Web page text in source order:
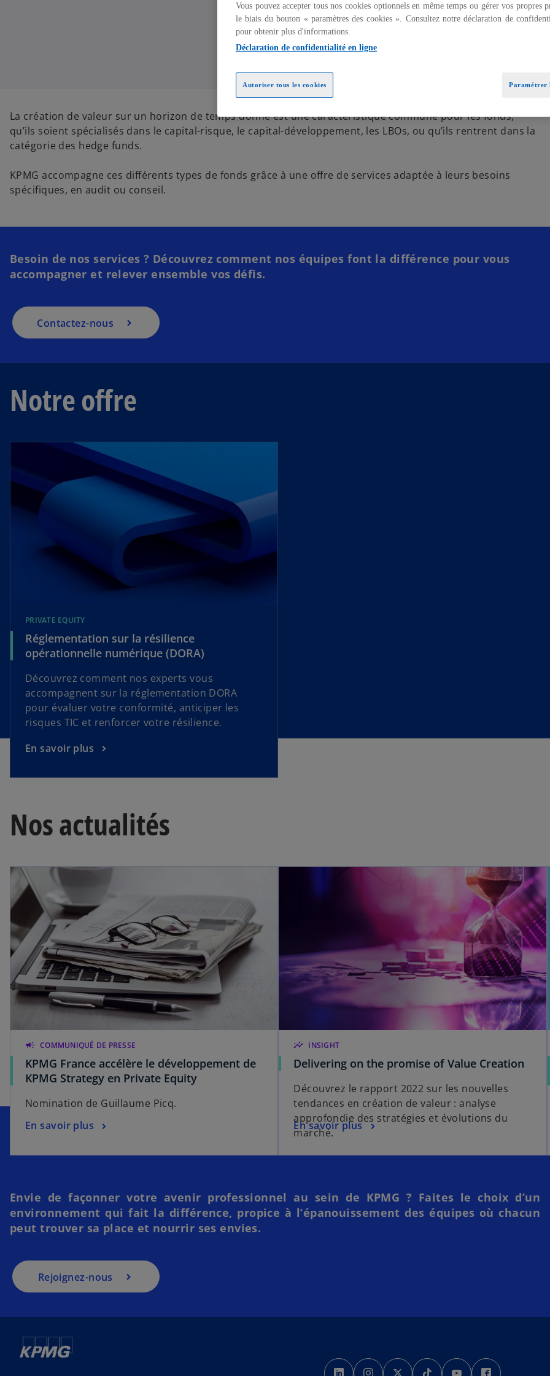
La création de valeur sur un horizon de temps donné est une caractéristique commune pour les fonds,
qu’ils soient spécialisés dans le capital-risque, le capital-développement, les LBOs, ou qu’ils rentrent dans la
catégorie des hedge funds.
KPMG accompagne ces différents types de fonds grâce à une offre de services adaptée à leurs besoins
spécifiques, en audit ou conseil.
Besoin de nos services ? Découvrez comment nos équipes font la différence pour vous
accompagner et relever ensemble vos défis.​
Contactez-nous
Notre offre
PRIVATE EQUITY
Réglementation sur la résilience
opérationnelle numérique (DORA)
Découvrez comment nos experts vous
accompagnent sur la réglementation DORA
pour évaluer votre conformité, anticiper les
risques TIC et renforcer votre résilience.
En savoir plus
Nos actualités
campaign COMMUNIQUÉ DE PRESSE
KPMG France accélère le développement de
KPMG Strategy en Private Equity
Nomination de Guillaume Picq.
En savoir plus
insights INSIGHT
Delivering on the promise of Value Creation
Découvrez le rapport 2022 sur les nouvelles
tendances en création de valeur : analyse
approfondie des stratégies et évolutions du
marché.
En savoir plus
Envie de façonner votre avenir professionnel au sein de KPMG ? Faites le choix d’un
environnement qui fait la différence, propice à l’épanouissement des équipes où chacun
peut trouver sa place et nourrir ses envies.
Rejoignez-nous
s
s
s
s
s
Vous pouvez accepter tous nos cookies optionnels en même temps ou gérer vos propres
le biais du bouton « paramètres des cookies ». Consultez notre déclaration de
pour obtenir plus d'informations.
Déclaration de confidentialité en ligne
Paramétrer
Autoriser tous les cookies